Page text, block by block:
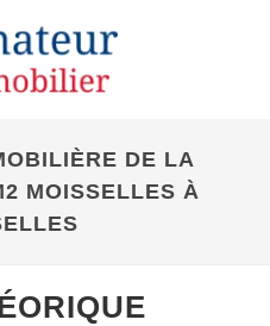
DE LA
MOISSELLES À